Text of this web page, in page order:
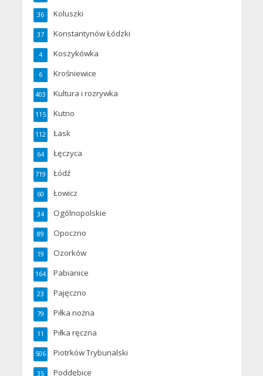
Koluszki
36
Konstantynów Łódzki
37
Koszykówka
4
Krośniewice
6
Kultura i rozrywka
403
Kutno
115
Łask
112
Łęczyca
64
Łódź
719
Łowicz
60
Ogólnopolskie
34
Opoczno
89
Ozorków
19
Pabianice
164
Pajęczno
23
Piłka nożna
79
Piłka ręczna
11
Piotrków Trybunalski
506
Poddębice
35